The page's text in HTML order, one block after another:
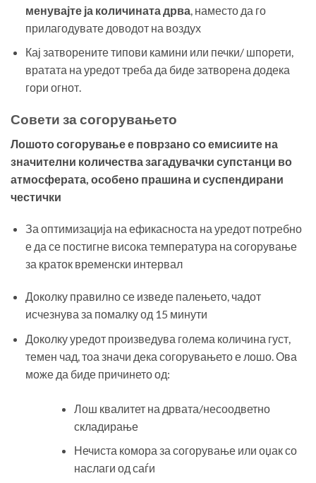
менувајте ја количината дрва , наместо да го
прилагодувате доводот на воздух
Кај затворените типови камини или печки/ шпорети,
вратата на уредот треба да биде затворена додека
гори огнот.
Совети за согорувањето
Лошото согорување е поврзано со емисиите на
значителни количества загадувачки супстанци во
атмосферата, особено прашина и суспендирани
честички
За оптимизација на ефикасноста на уредот потребно
е да се постигне висока температура на согорување
за краток временски интервал
Доколку правилно се изведе палењето, чадот
исчезнува за помалку од 15 минути
Доколку уредот произведува голема количина густ,
темен чад, тоа значи дека согорувањето е лошо. Ова
може да биде причинето од:
Лош квалитет на дрвата/несоодветно
складирање
Нечиста комора за согорување или оџак со
наслаги од саѓи